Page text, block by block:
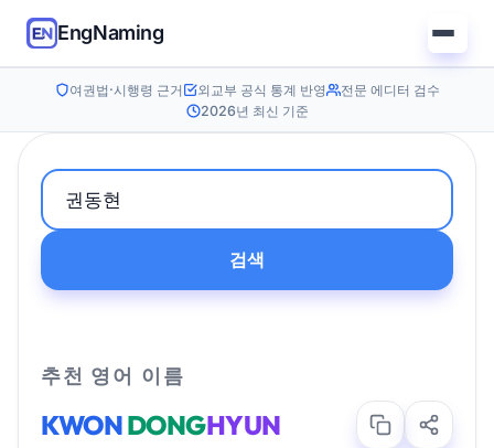
EngNaming
여권법·시행령 근거 외교부 공식 통계 반영
전문 에디터 검수
2026년 최신 기준
검색
추천 영어 이름
KWONDONGHYUN